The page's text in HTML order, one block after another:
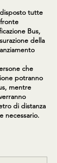
tutte
Bus,
della
che
potranno
mentre
di distanza
necessario.